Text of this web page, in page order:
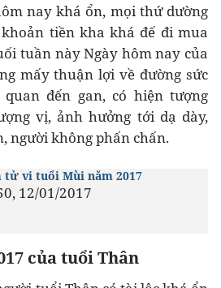
nay khá ổn, mọi thứ dường
tiền kha khá đế đi mua
tuần này Ngày hôm nay của
mấy thuận lợi về đường sức
đến gan, có hiện tượng
vị, ảnh hưởng tới dạ dày,
người không phấn chấn.
tử vi tuổi Mùi năm 2017
12/01/2017
của tuổi Thân